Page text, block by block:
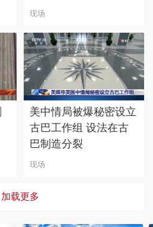
现场
美中情局被爆秘密设立
古巴工作组 设法在古
巴制造分裂
现场
加载更多